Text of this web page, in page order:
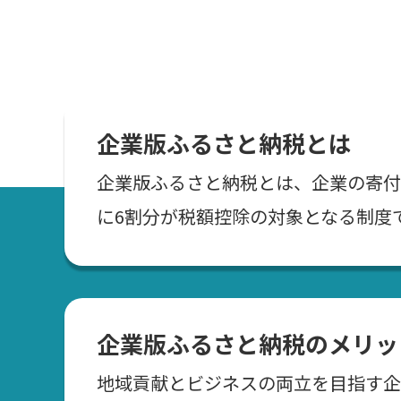
企業版ふるさと納税とは
企業版ふるさと納税とは、企業の寄
に6割分が税額控除の対象となる制度
企業版ふるさと納税のメリ
地域貢献とビジネスの両立を目指す